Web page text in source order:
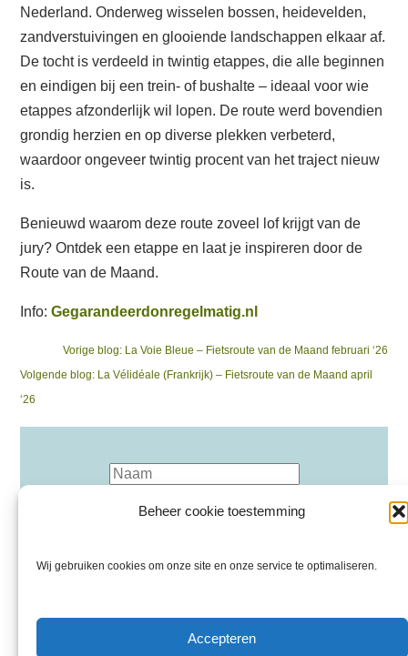
Beheer cookie toestemming
Wij gebruiken cookies om onze site en onze service te optimaliseren.
Accepteren
Nederland. Onderweg wisselen bossen, heidevelden,
zandverstuivingen en glooiende landschappen elkaar af.
De tocht is verdeeld in twintig etappes, die alle beginnen
en eindigen bij een trein- of bushalte – ideaal voor wie
etappes afzonderlijk wil lopen. De route werd bovendien
grondig herzien en op diverse plekken verbeterd,
waardoor ongeveer twintig procent van het traject nieuw
is.
Benieuwd waarom deze route zoveel lof krijgt van de
jury? Ontdek een etappe en laat je inspireren door de
Route van de Maand.
Info: Gegarandeerdonregelmatig.nl
Bericht
navigatie
Vorige blog: Previous
post:
La Voie Bleue – Fietsroute van de Maand februari ‘26
Volgende blog: Next
La Vélidéale (Frankrijk) – Fietsroute van de Maand april
‘26